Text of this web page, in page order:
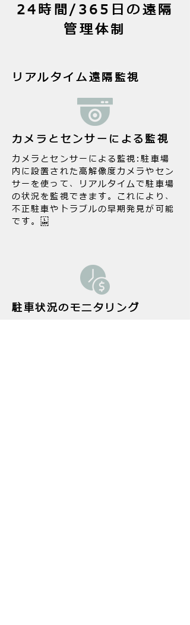
24時間/365日の遠隔
管理体制
リアルタイム遠隔監視
カメラとセンサーによる監視
カメラとセンサーによる監視:駐車場
内に設置された高解像度カメラやセン
サーを使って、リアルタイムで駐車場
の状況を監視できます。これにより、
不正駐車やトラブルの早期発見が可能
です。
駐車状況のモニタリング